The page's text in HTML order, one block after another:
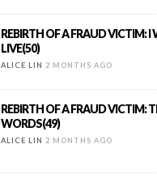
REBIRTH OF A FRAUD VICTIM:
LIVE(50)
ALICE LIN 2 MONTHS AGO
REBIRTH OF A FRAUD VICTIM:
WORDS(49)
ALICE LIN 2 MONTHS AGO